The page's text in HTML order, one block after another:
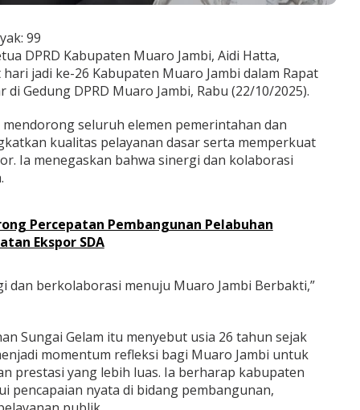
99
DPRD Kabupaten Muaro Jambi, Aidi Hatta,
jadi ke-26 Kabupaten Muaro Jambi dalam Rapat
Gedung DPRD Muaro Jambi, Rabu (22/10/2025).
seluruh elemen pemerintahan dan
kualitas pelayanan dasar serta memperkuat
Ia menegaskan bahwa sinergi dan kolaborasi
Percepatan Pembangunan Pelabuhan
Ekspor SDA
dan berkolaborasi menuju Muaro Jambi Berbakti,”
Sungai Gelam itu menyebut usia 26 tahun sejak
momentum refleksi bagi Muaro Jambi untuk
prestasi yang lebih luas. Ia berharap kabupaten
pencapaian nyata di bidang pembangunan,